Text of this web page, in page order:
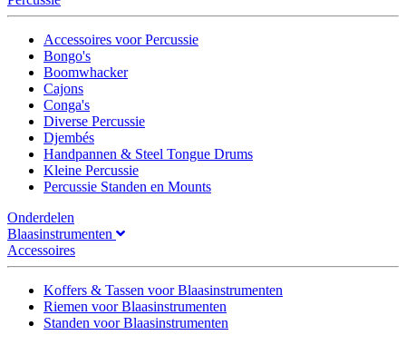
Accessoires voor Percussie
Bongo's
Boomwhacker
Cajons
Conga's
Diverse Percussie
Djembés
Handpannen & Steel Tongue Drums
Kleine Percussie
Percussie Standen en Mounts
Onderdelen
Blaasinstrumenten
Accessoires
Koffers & Tassen voor Blaasinstrumenten
Riemen voor Blaasinstrumenten
Standen voor Blaasinstrumenten